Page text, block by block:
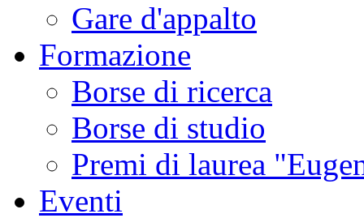
Gare d'appalto
Formazione
Borse di ricerca
Borse di studio
Premi di laurea
Eventi